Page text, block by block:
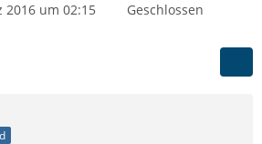
2016 um 02:15
Geschlossen